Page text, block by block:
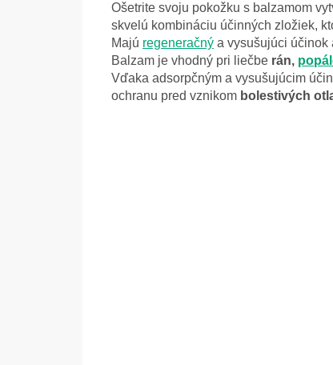
Ošetrite svoju pokožku s balzamom
skvelú kombináciu účinných zložiek,
Majú regeneračný a vysušujúci účinok
Balzam je vhodný pri liečbe rán,
Vďaka adsorpčným a vysušujúcim
ochranu pred vznikom bolestivých